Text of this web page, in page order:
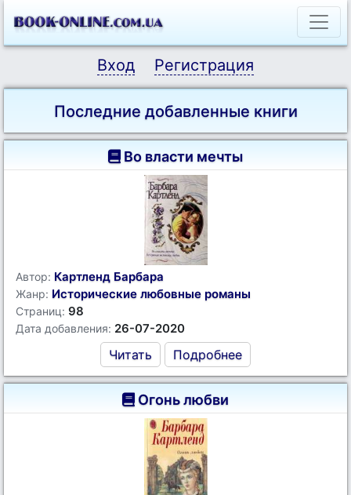
Вход Регистрация
Последние добавленные книги
Во власти мечты
Автор: Картленд Барбара
Жанр: Исторические любовные романы
Страниц: 98
Дата добавления: 26-07-2020
Читать Подробнее
Огонь любви